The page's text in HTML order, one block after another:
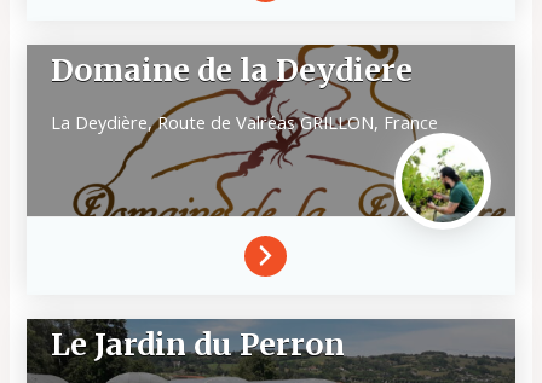
Domaine de la Deydiere
La Deydière, Route de ValréasGRILLON, France
Le Jardin du Perron